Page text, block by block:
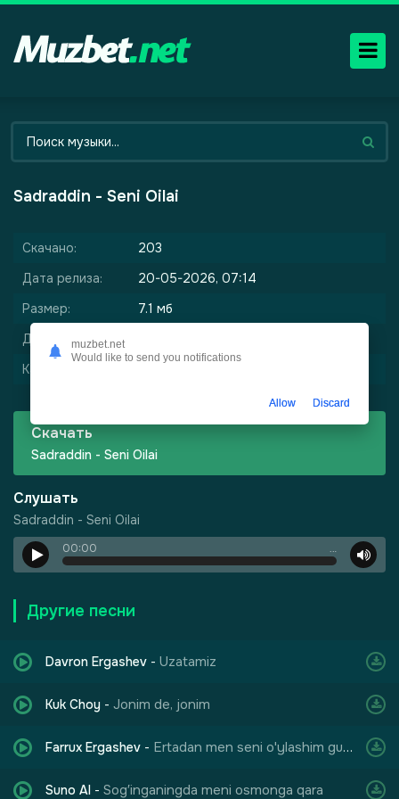
Sadraddin - Seni Oilai
Скачано:
203
Дата релиза:
20-05-2026, 07:14
Размер:
7.1 мб
Длительность:
Качество:
Скачать
Sadraddin - Seni Oilai
Слушать
Sadraddin - Seni Oilai
00:00 …
Другие песни
Davron Ergashev - Uzatamiz
Kuk Choy - Jonim de, jonim
Farrux Ergashev - Ertadan men seni o'ylashim gunoh
Suno AI - Sog′inganingda meni osmonga qara
Город Грехов
одиноких душ
muzbet.net
Would like to send you notifications
Allow Discard